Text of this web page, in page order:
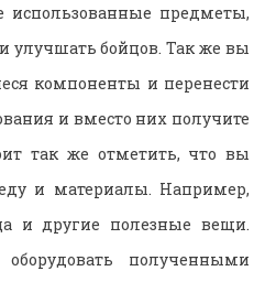
использованные предметы,
улучшать бойцов. Так же вы
компоненты и перенести
и вместо них получите
так же отметить, что вы
и материалы. Например,
и другие полезные вещи.
полученными